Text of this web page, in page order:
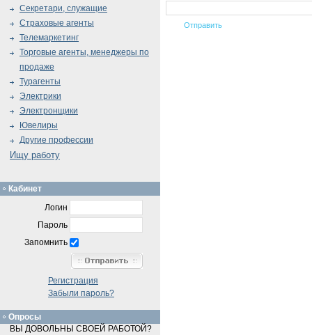
Секретари, служащие
Страховые агенты
Телемаркетинг
Торговые агенты, менеджеры по
продаже
Турагенты
Электрики
Электронщики
Ювелиры
Другие профессии
Ищу работу
Кабинет
Логин
Пароль
Запомнить
Регистрация
Забыли пароль?
Опросы
ВЫ ДОВОЛЬНЫ СВОЕЙ РАБОТОЙ?